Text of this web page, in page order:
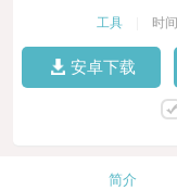
工具 时
安卓下载
简介